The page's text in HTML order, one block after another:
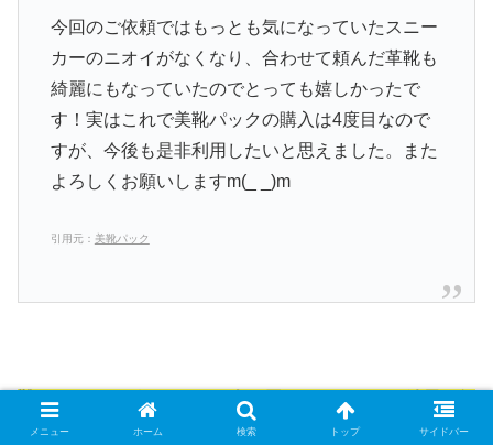
今回のご依頼ではもっとも気になっていたスニー
カーのニオイがなくなり、合わせて頼んだ革靴も
綺麗にもなっていたのでとっても嬉しかったで
す！実はこれで美靴パックの購入は4度目なので
すが、今後も是非利用したいと思えました。また
よろしくお願いしますm(_ _)m
引用元： 美靴パック
靴クリーニングをしている人が周りにいないけど結局お得
なの？
メニュー ホーム 検索 トップ サイドバー